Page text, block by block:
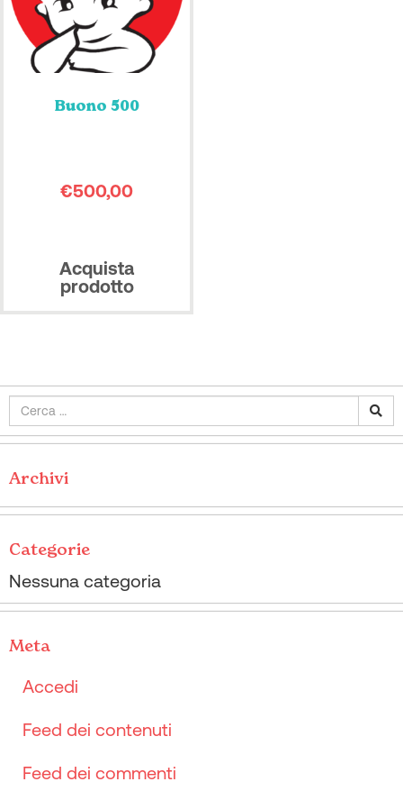
Buono 500
€500,00
Acquista
prodotto
Archivi
Categorie
Nessuna categoria
Meta
Accedi
Feed dei contenuti
Feed dei commenti